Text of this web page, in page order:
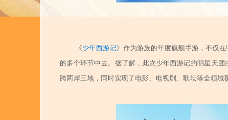
《少年西游记》作为游族的年度旗舰手游，不仅
的多个环节中去。据了解，此次少年西游记的明星天
跨两岸三地，同时实现了电影、电视剧、歌坛等全领域